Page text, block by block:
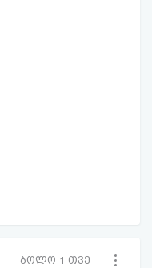
ბოლო 1 თვე